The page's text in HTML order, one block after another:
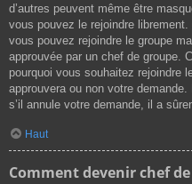
d’autres peuvent même être
vous pouvez le rejoindre
vous pouvez rejoindre le groupe
approuvée par un chef de groupe.
pourquoi vous souhaitez rejoindre
approuvera ou non votre
s’il annule votre demande, il a
Haut
Comment devenir chef